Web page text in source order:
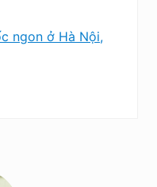
ngon ở Hà Nội,